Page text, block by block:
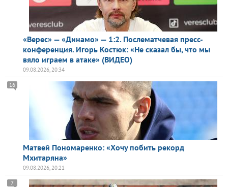
«Верес» — «Динамо» — 1:2. Послематчевая пресс-
конференция. Игорь Костюк: «Не сказал бы, что мы
вяло играем в атаке» (ВИДЕО)
09.08.2026, 20:34
Матвей Пономаренко: «Хочу побить рекорд
Мхитаряна»
16
09.08.2026, 20:21
7